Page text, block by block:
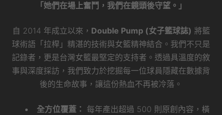
「她們在場上奮鬥，我們在鏡頭後守望。」
自 2014 年成立以來， Double Pump (女子籃球誌) 將籃
球術語「拉桿」精湛的技術與女籃精神結合。我們不只是
記錄者，更是台灣女籃最堅定的支持者。透過具溫度的敘
事與深度採訪，我們致力於挖掘每一位球員隱藏在數據背
後的生命故事，讓這份熱血不再被冷落。
全方位覆蓋： 每年產出超過 500 則原創內容，橫